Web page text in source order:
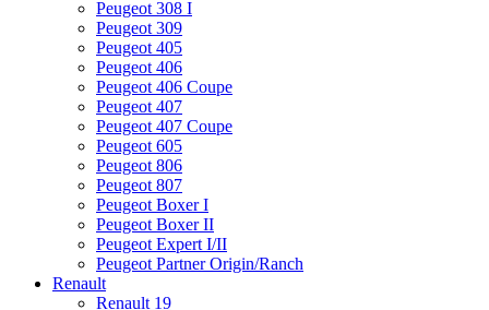
Peugeot 308 I
Peugeot 309
Peugeot 405
Peugeot 406
Peugeot 406 Coupe
Peugeot 407
Peugeot 407 Coupe
Peugeot 605
Peugeot 806
Peugeot 807
Peugeot Boxer I
Peugeot Boxer II
Peugeot Expert I/II
Peugeot Partner Origin/Ranch
Renault
Renault 19